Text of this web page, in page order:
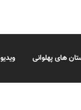
های پهلوانی ویدیو